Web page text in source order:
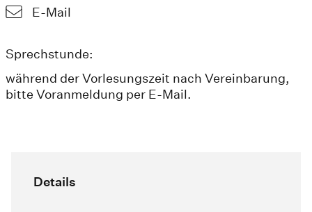
E-Mail
Sprechstunde:
während der Vorlesungszeit nach Vereinbarung,
bitte Voranmeldung per E-Mail.
Details